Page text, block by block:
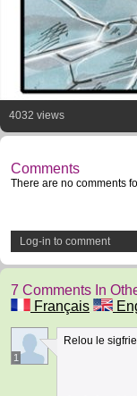
4032 views
Comments
There are no comments
Log-in to comment
7 Comments In
Français
1
Relou le